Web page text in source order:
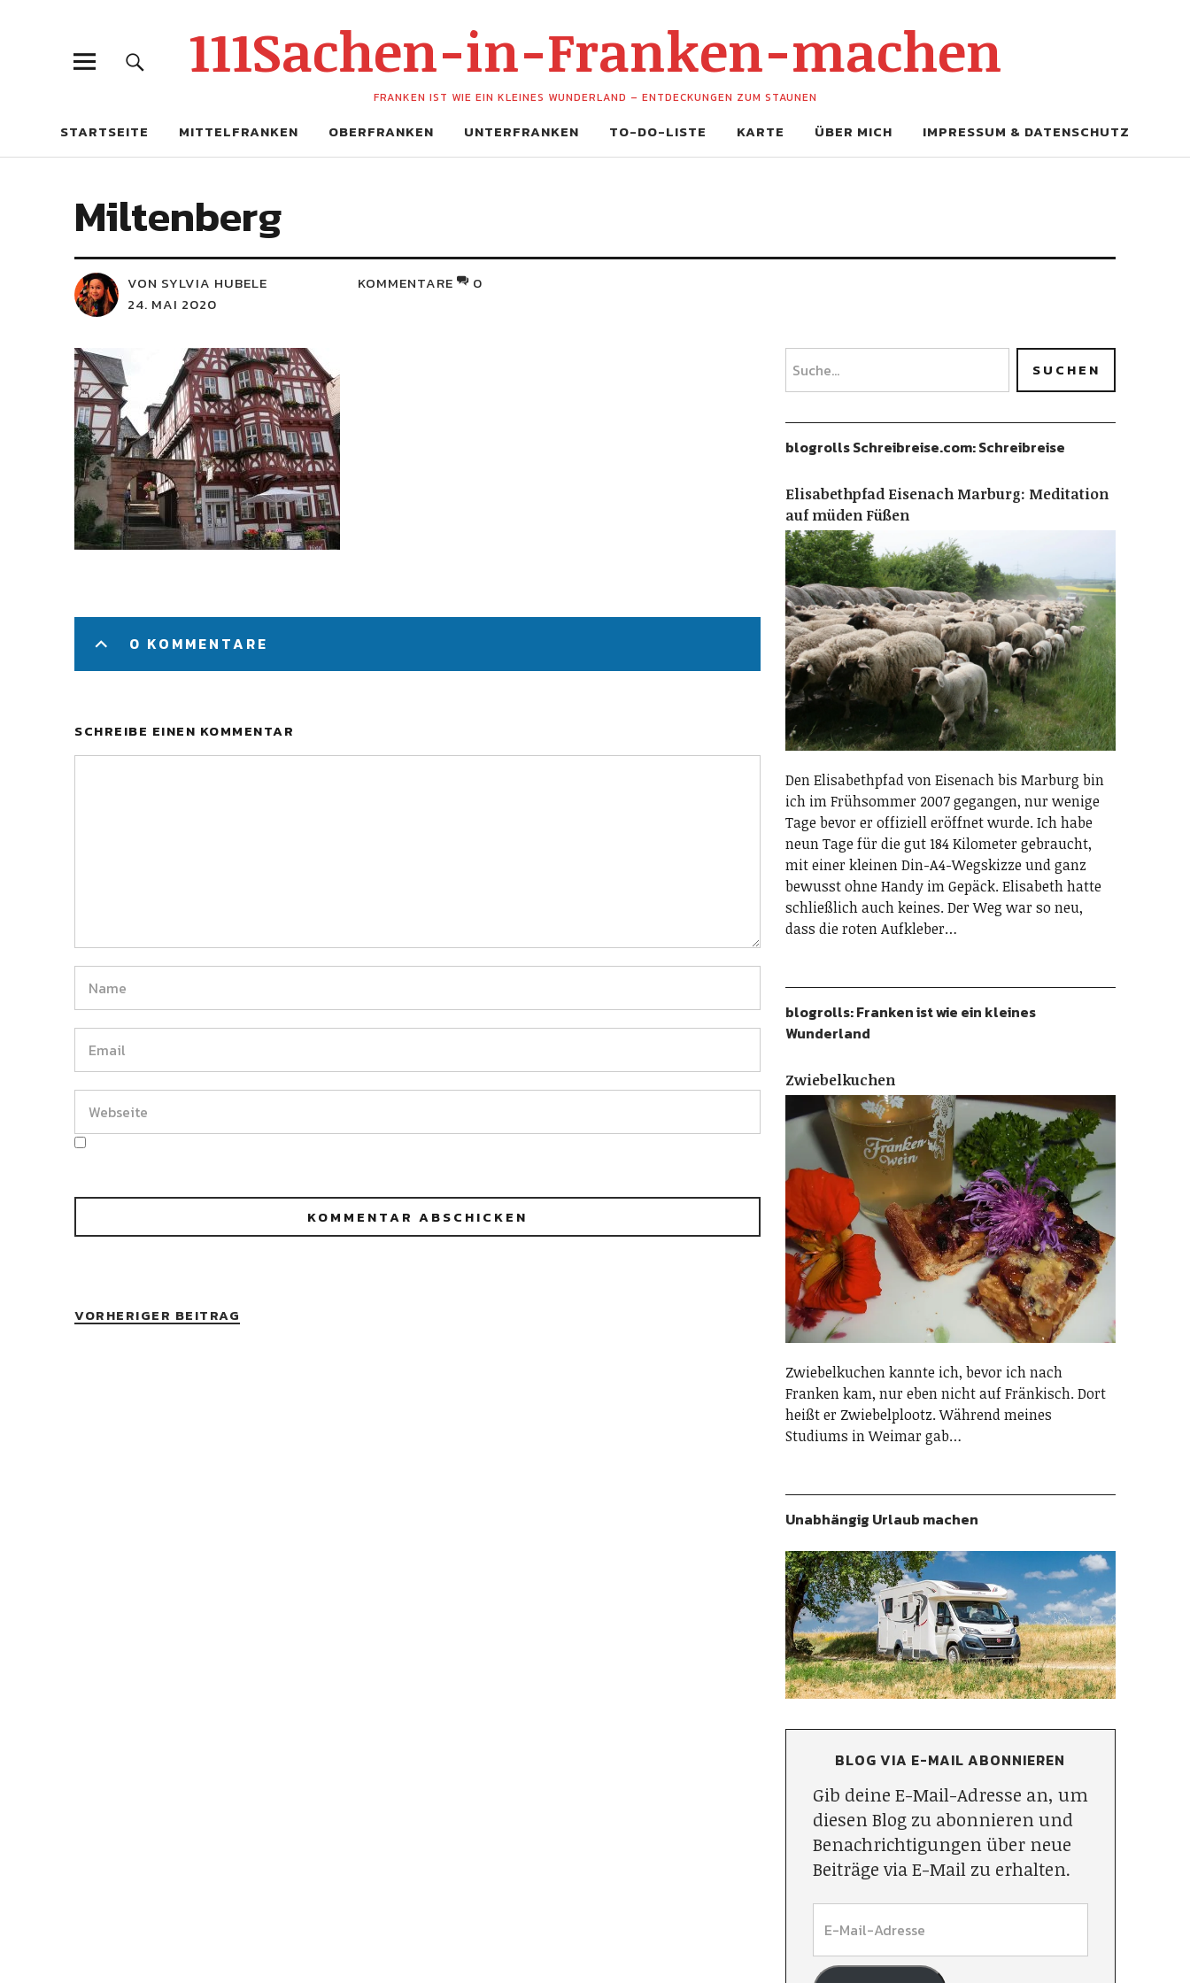
111Sachen-in-Franken-machen
FRANKEN IST WIE EIN KLEINES WUNDERLAND – ENTDECKUNGEN ZUM STAUNEN
STARTSEITE MITTELFRANKEN OBERFRANKEN UNTERFRANKEN TO-DO-LISTE KARTE ÜBER MICH IMPRESSUM & DATENSCHUTZ
Miltenberg
VON SYLVIA HUBELE
24. MAI 2020
KOMMENTARE 0
0 KOMMENTARE
SCHREIBE EINEN KOMMENTAR
VORHERIGER BEITRAG
blogrolls Schreibreise.com: Schreibreise
Elisabethpfad Eisenach Marburg: Meditation
auf müden Füßen
Den Elisabethpfad von Eisenach bis Marburg bin
ich im Frühsommer 2007 gegangen, nur wenige
Tage bevor er offiziell eröffnet wurde. Ich habe
neun Tage für die gut 184 Kilometer gebraucht,
mit einer kleinen Din-A4-Wegskizze und ganz
bewusst ohne Handy im Gepäck. Elisabeth hatte
schließlich auch keines. Der Weg war so neu,
dass die roten Aufkleber…
blogrolls: Franken ist wie ein kleines
Wunderland
Zwiebelkuchen
Zwiebelkuchen kannte ich, bevor ich nach
Franken kam, nur eben nicht auf Fränkisch. Dort
heißt er Zwiebelplootz. Während meines
Studiums in Weimar gab…
Unabhängig Urlaub machen
BLOG VIA E-MAIL ABONNIEREN
Gib deine E-Mail-Adresse an, um
diesen Blog zu abonnieren und
Benachrichtigungen über neue
Beiträge via E-Mail zu erhalten.